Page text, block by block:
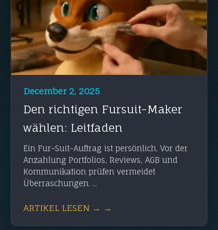
December 2, 2025
Den richtigen Fursuit-Maker
wählen: Leitfaden
Ein Fur-Suit-Auftrag ist persönlich. Vor der
Anzahlung Portfolios, Reviews, AGB und
Kommunikation prüfen vermeidet
Überraschungen. ...
ARTIKEL LESEN → →